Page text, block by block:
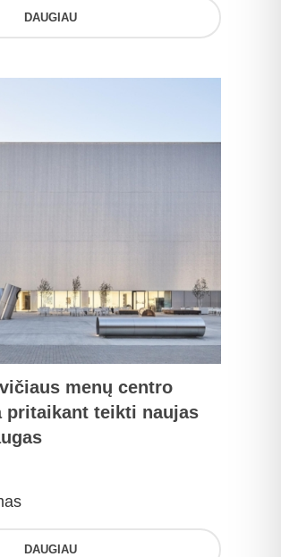
DAUGIAU
menų centro
pritaikant teikti naujas
DAUGIAU